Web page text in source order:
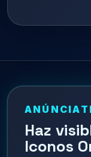
Haz
Iconos